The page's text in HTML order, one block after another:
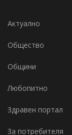
Актуално
Общество
Общини
Любопитно
Здравен портал
За потребителя